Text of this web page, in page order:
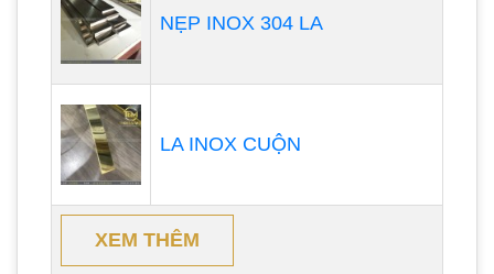
NẸP INOX 304 LA
LA INOX CUỘN
XEM THÊM